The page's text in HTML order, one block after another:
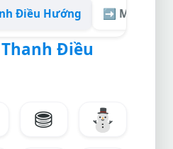
Điều Hướng ➡️ Mũi Tên
Điều
⛃
⛄